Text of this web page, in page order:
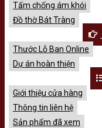
Tấm chống ám khói
Đồ thờ Bát Tràng
Thước Lỗ Ban Online
Dự án hoàn thiện
Giới thiệu cửa hàng
Thông tin liên hệ
Sản phẩm đã xem